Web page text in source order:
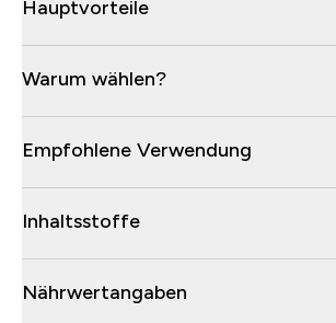
Hauptvorteile
Warum wählen?
Empfohlene Verwendung
Inhaltsstoffe
Nährwertangaben